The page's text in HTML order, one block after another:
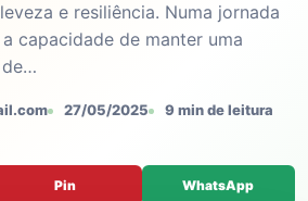
e resiliência. Numa jornada
capacidade de manter uma
de…
27/05/2025 9 min de leitura
Pin WhatsApp